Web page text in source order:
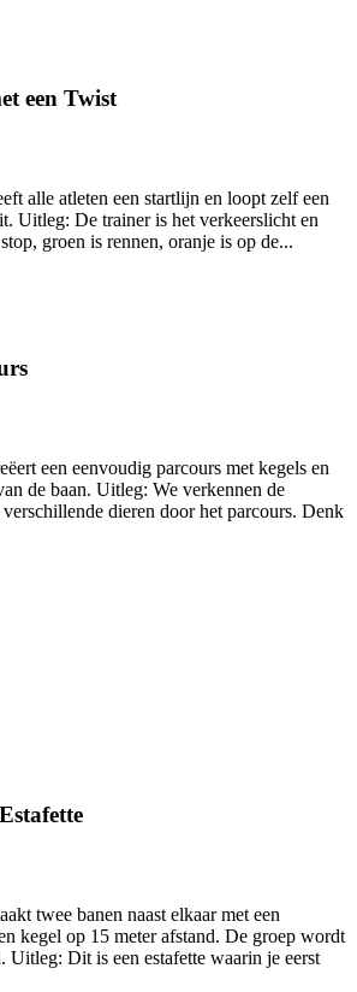
een Twist
alle atleten een startlijn en loopt zelf een
Uitleg: De trainer is het verkeerslicht en
groen is rennen, oranje is op de...
een eenvoudig parcours met kegels en
de baan. Uitleg: We verkennen de
dieren door het parcours. Denk
twee banen naast elkaar met een
kegel op 15 meter afstand. De groep wordt
Uitleg: Dit is een estafette waarin je eerst